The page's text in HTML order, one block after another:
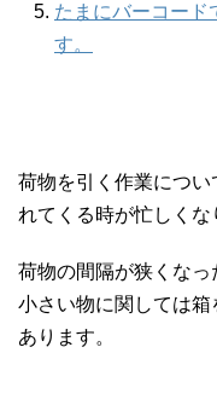
たまにバーコード
す。
荷物を引く作業につ
れてくる時が忙しくな
荷物の間隔が狭くなっ
小さい物に関しては
あります。